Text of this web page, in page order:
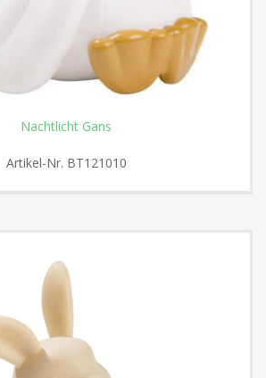
Nachtlicht Gans
Artikel-Nr. BT121010